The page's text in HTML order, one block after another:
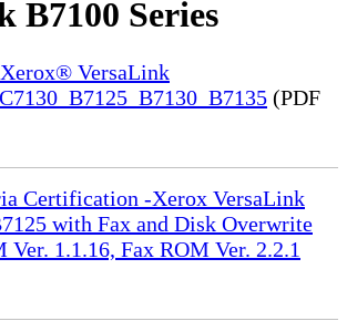
B7100 Series
VersaLink
(PDF
Certification -Xerox VersaLink
with Fax and Disk Overwrite
1.1.16, Fax ROM Ver. 2.2.1